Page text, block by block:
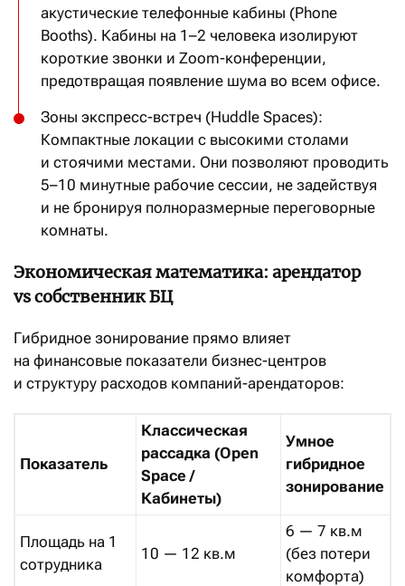
акустические телефонные кабины (Phone
Booths). Кабины на 1–2 человека изолируют
короткие звонки и Zoom-конференции,
предотвращая появление шума во всем офисе.
Зоны экспресс-встреч (Huddle Spaces):
Компактные локации с высокими столами
и стоячими местами. Они позволяют проводить
5–10 минутные рабочие сессии, не задействуя
и не бронируя полноразмерные переговорные
комнаты.
Экономическая математика: арендатор
vs собственник БЦ
Гибридное зонирование прямо влияет
на финансовые показатели бизнес-центров
и структуру расходов компаний-арендаторов:
Показатель
Классическая
рассадка (Open
Space /
Кабинеты)
Умное
гибридное
зонирование
Площадь на 1
сотрудника
10 — 12 кв.м
6 — 7 кв.м
(без потери
комфорта)